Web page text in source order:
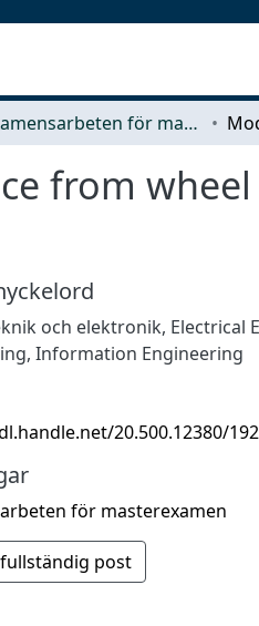
Examensarbeten för masterexamen
from
och elektronik, Electrical
Information Engineering
20.500.12380/
för masterexamen
post